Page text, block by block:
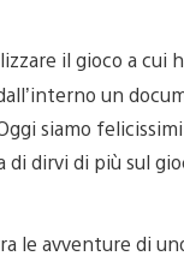
il gioco a cui
un
siamo felicissimi
di dirvi di più sul
le avventure di